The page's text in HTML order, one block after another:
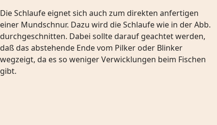
Die Schlaufe eignet sich auch zum direkten anfertigen
einer Mundschnur. Dazu wird die Schlaufe wie in der Abb.
durchgeschnitten. Dabei sollte darauf geachtet werden,
daß das abstehende Ende vom Pilker oder Blinker
wegzeigt, da es so weniger Verwicklungen beim Fischen
gibt.